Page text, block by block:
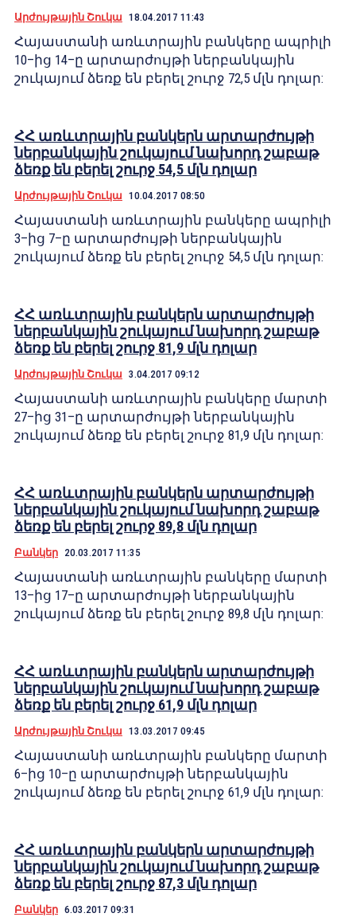
Արժույթային Շուկա 18.04.2017 11:43
Հայաստանի առևտրային բանկերը ապրիլի
10–ից 14–ը արտարժույթի ներբանկային
շուկայում ձեռք են բերել շուրջ 72,5 մլն դոլար:
ՀՀ առևտրային բանկերն արտարժույթի
ներբանկային շուկայում նախորդ շաբաթ
ձեռք են բերել շուրջ 54,5 մլն դոլար
Արժույթային Շուկա 10.04.2017 08:50
Հայաստանի առևտրային բանկերը ապրիլի
3–ից 7–ը արտարժույթի ներբանկային
շուկայում ձեռք են բերել շուրջ 54,5 մլն դոլար:
ՀՀ առևտրային բանկերն արտարժույթի
ներբանկային շուկայում նախորդ շաբաթ
ձեռք են բերել շուրջ 81,9 մլն դոլար
Արժույթային Շուկա 3.04.2017 09:12
Հայաստանի առևտրային բանկերը մարտի
27–ից 31–ը արտարժույթի ներբանկային
շուկայում ձեռք են բերել շուրջ 81,9 մլն դոլար:
ՀՀ առևտրային բանկերն արտարժույթի
ներբանկային շուկայում նախորդ շաբաթ
ձեռք են բերել շուրջ 89,8 մլն դոլար
Բանկեր 20.03.2017 11:35
Հայաստանի առևտրային բանկերը մարտի
13–ից 17–ը արտարժույթի ներբանկային
շուկայում ձեռք են բերել շուրջ 89,8 մլն դոլար:
ՀՀ առևտրային բանկերն արտարժույթի
ներբանկային շուկայում նախորդ շաբաթ
ձեռք են բերել շուրջ 61,9 մլն դոլար
Արժույթային Շուկա 13.03.2017 09:45
Հայաստանի առևտրային բանկերը մարտի
6–ից 10–ը արտարժույթի ներբանկային
շուկայում ձեռք են բերել շուրջ 61,9 մլն դոլար:
ՀՀ առևտրային բանկերն արտարժույթի
ներբանկային շուկայում նախորդ շաբաթ
ձեռք են բերել շուրջ 87,3 մլն դոլար
Բանկեր 6.03.2017 09:31